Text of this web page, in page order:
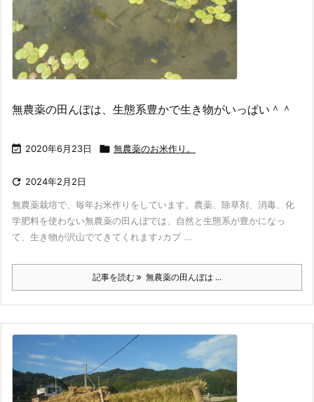
無農薬の田んぼは、生態系豊かで生き物がいっぱい＾＾
 2020年6月23日  無農薬のお米作り。
 2024年2月2日
無農薬栽培で、毎年お米作りをしています。農薬、除草剤、消毒、化
学肥料を使わない無農薬の田んぼでは、自然と生態系が豊かになっ
て、生き物が沢山でてきてくれます♪カブ ...
記事を読む 無農薬の田んぼは ...